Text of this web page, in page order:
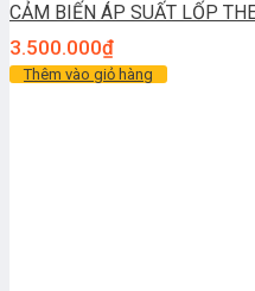
CẢM BIẾN ÁP SUẤT LỐP
3.500.000₫
Thêm vào giỏ hàng